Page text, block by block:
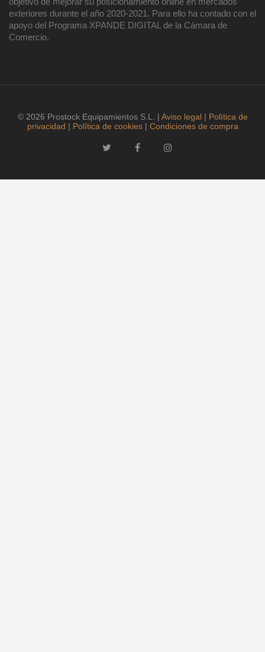
exteriores durante el año 2020-2021. Para ello ha contado con el
apoyo del Programa XPANDE DIGITAL de la Cámara de
Comercio.
© 2026 Prostock Equipamientos S.L. | Aviso legal| Política de
privacidad | Política de cookies| Condiciones de compra